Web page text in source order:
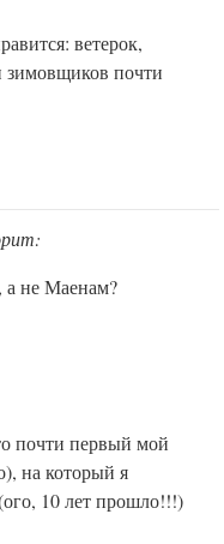
ветерок,
зимовщиков почти
не Маенам?
почти первый мой
на который я
10 лет прошло!!!)